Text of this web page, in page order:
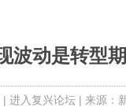
波动是转型
| 进入复兴论坛| 来源：